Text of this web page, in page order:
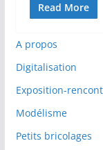
Read More
A propos
Digitalisation
Exposition-
Modélisme
Petits bricolages